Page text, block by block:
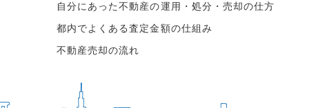
自分にあった不動産の運用・処分・売却の仕方
都内でよくある査定金額の仕組み
不動産売却の流れ